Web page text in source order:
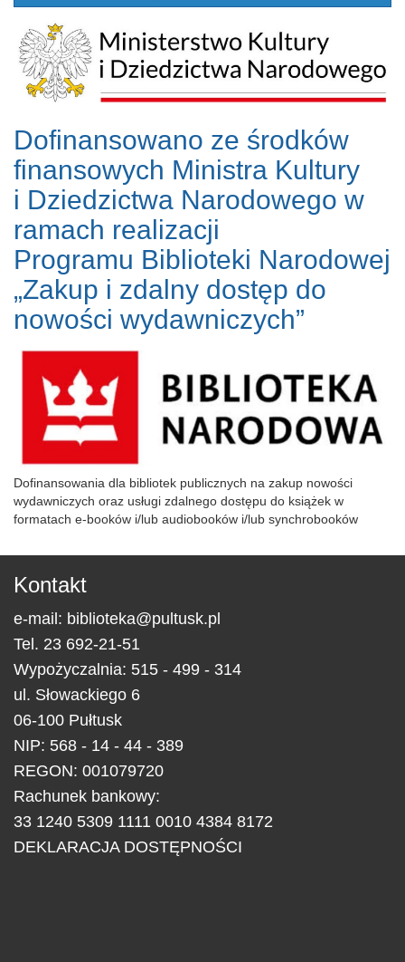
Dofinansowano ze środków
finansowych Ministra Kultury
i Dziedzictwa Narodowego w
ramach realizacji
Programu Biblioteki Narodowej
„Zakup i zdalny dostęp do
nowości wydawniczych”
Dofinansowania dla bibliotek publicznych na zakup nowości
wydawniczych oraz usługi zdalnego dostępu do książek w
formatach e-booków i/lub audiobooków i/lub synchrobooków
Kontakt
e-mail: biblioteka@pultusk.pl
Tel. 23 692-21-51
Wypożyczalnia: 515 - 499 - 314
ul. Słowackiego 6
06-100 Pułtusk
NIP: 568 - 14 - 44 - 389
REGON: 001079720
Rachunek bankowy:
33 1240 5309 1111 0010 4384 8172
DEKLARACJA DOSTĘPNOŚCI